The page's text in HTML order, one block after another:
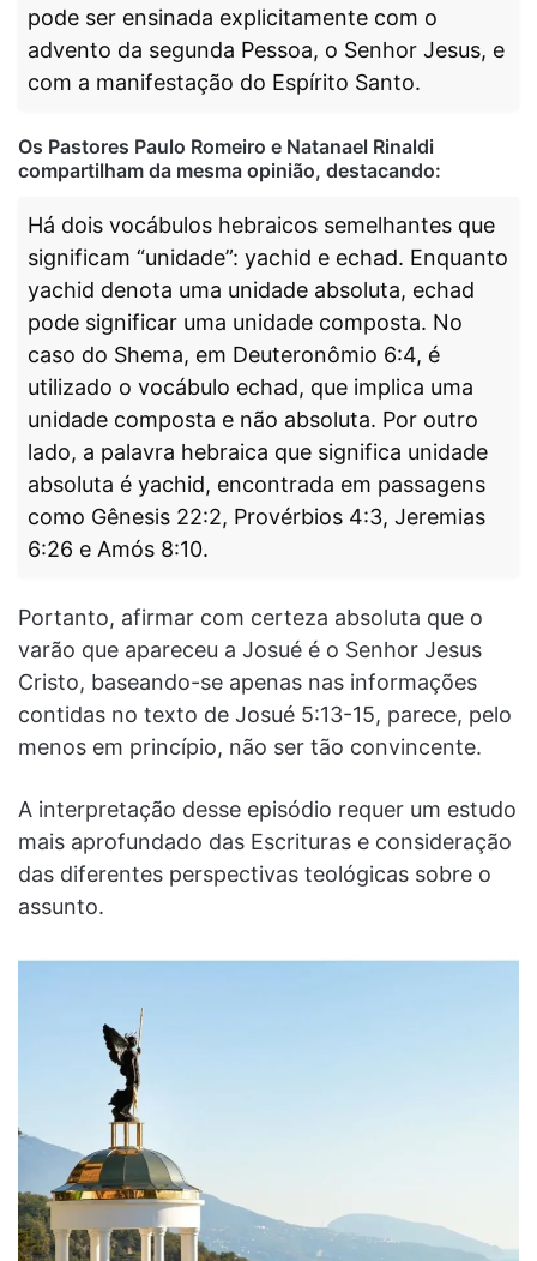
pode ser ensinada explicitamente com o
advento da segunda Pessoa, o Senhor Jesus, e
com a manifestação do Espírito Santo.
Os Pastores Paulo Romeiro e Natanael Rinaldi
compartilham da mesma opinião, destacando:
Há dois vocábulos hebraicos semelhantes que
significam “unidade”: yachid e echad. Enquanto
yachid denota uma unidade absoluta, echad
pode significar uma unidade composta. No
caso do Shema, em Deuteronômio 6:4, é
utilizado o vocábulo echad, que implica uma
unidade composta e não absoluta. Por outro
lado, a palavra hebraica que significa unidade
absoluta é yachid, encontrada em passagens
como Gênesis 22:2, Provérbios 4:3, Jeremias
6:26 e Amós 8:10.
Portanto, afirmar com certeza absoluta que o
varão que apareceu a Josué é o Senhor Jesus
Cristo, baseando-se apenas nas informações
contidas no texto de Josué 5:13-15, parece, pelo
menos em princípio, não ser tão convincente.
A interpretação desse episódio requer um estudo
mais aprofundado das Escrituras e consideração
das diferentes perspectivas teológicas sobre o
assunto.